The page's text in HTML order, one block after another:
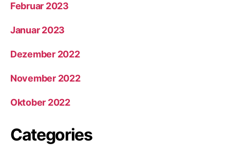
Februar 2023
Januar 2023
Dezember 2022
November 2022
Oktober 2022
Categories